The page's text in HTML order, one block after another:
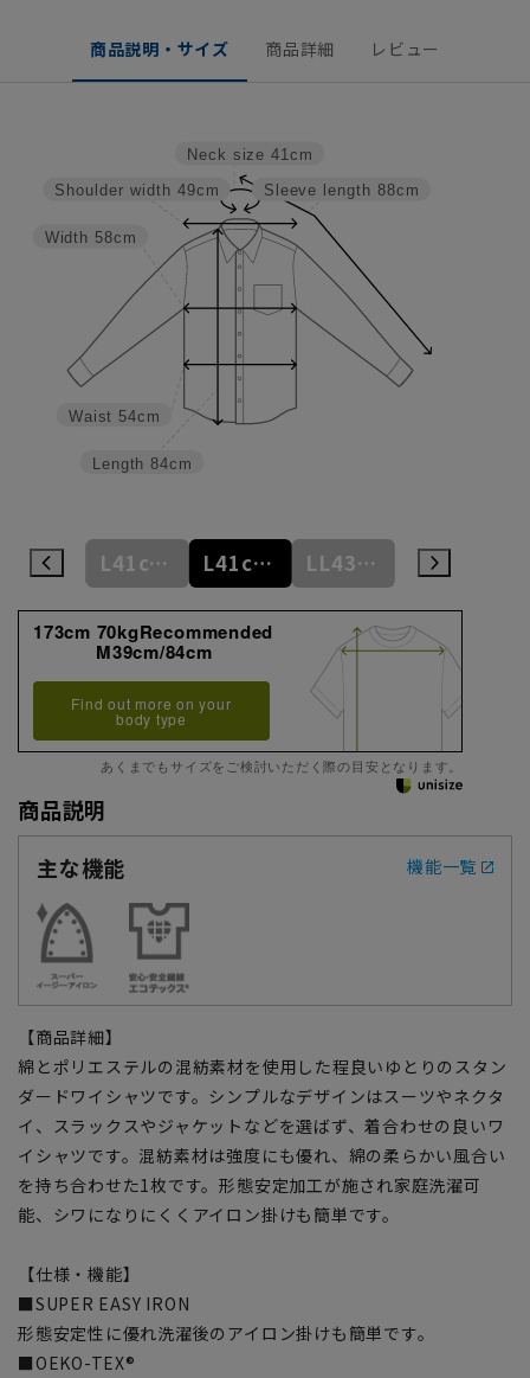
商品説明・サイズ 商品詳細 レビュー
Sleeve length 88cm
Neck size 41cm
Length 84cm
Waist 54cm
Width 58cm
Shoulder width 49cm
L41cm/84cm L41cm/86cm L41cm/88cm LL43cm/82cm
173cm 70kgRecommended
M39cm/84cm
Find out more on your
body type
あくまでもサイズをご検討いただく際の目安となります。
商品説明
主な機能
機能一覧
【商品詳細】
綿とポリエステルの混紡素材を使用した程良いゆとりのスタン
ダードワイシャツです。シンプルなデザインはスーツやネクタ
イ、スラックスやジャケットなどを選ばず、着合わせの良いワ
イシャツです。混紡素材は強度にも優れ、綿の柔らかい風合い
を持ち合わせた1枚です。形態安定加工が施され家庭洗濯可
能、シワになりにくくアイロン掛けも簡単です。
【仕様・機能】
■SUPER EASY IRON
形態安定性に優れ洗濯後のアイロン掛けも簡単です。
■OEKO-TEX®